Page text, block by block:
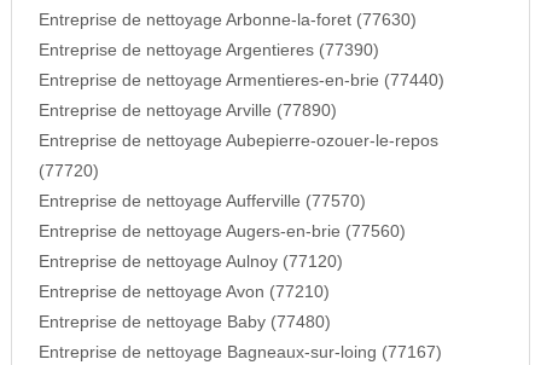
Entreprise de nettoyage Arbonne-la-foret (77630)
Entreprise de nettoyage Argentieres (77390)
Entreprise de nettoyage Armentieres-en-brie (77440)
Entreprise de nettoyage Arville (77890)
Entreprise de nettoyage Aubepierre-ozouer-le-repos
(77720)
Entreprise de nettoyage Aufferville (77570)
Entreprise de nettoyage Augers-en-brie (77560)
Entreprise de nettoyage Aulnoy (77120)
Entreprise de nettoyage Avon (77210)
Entreprise de nettoyage Baby (77480)
Entreprise de nettoyage Bagneaux-sur-loing (77167)